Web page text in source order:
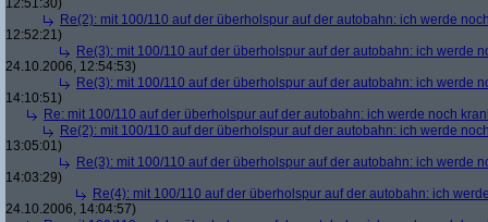
12:51:30)
Re(2): mit 100/110 auf der überholspur auf der autobahn: ich werde
12:52:21)
Re(3): mit 100/110 auf der überholspur auf der autobahn: ich werde
24.10.2006, 12:54:53)
Re(3): mit 100/110 auf der überholspur auf der autobahn: ich werde
14:10:51)
Re: mit 100/110 auf der überholspur auf der autobahn: ich werde noch
Re(2): mit 100/110 auf der überholspur auf der autobahn: ich werde
13:05:01)
Re(3): mit 100/110 auf der überholspur auf der autobahn: ich werde
14:03:29)
Re(4): mit 100/110 auf der überholspur auf der autobahn: ich
24.10.2006, 14:04:57)